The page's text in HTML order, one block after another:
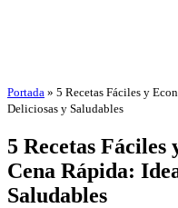
Portada » 5 Recetas Fáciles y
Deliciosas y Saludables
5 Recetas Fáciles
Cena Rápida:
Saludables